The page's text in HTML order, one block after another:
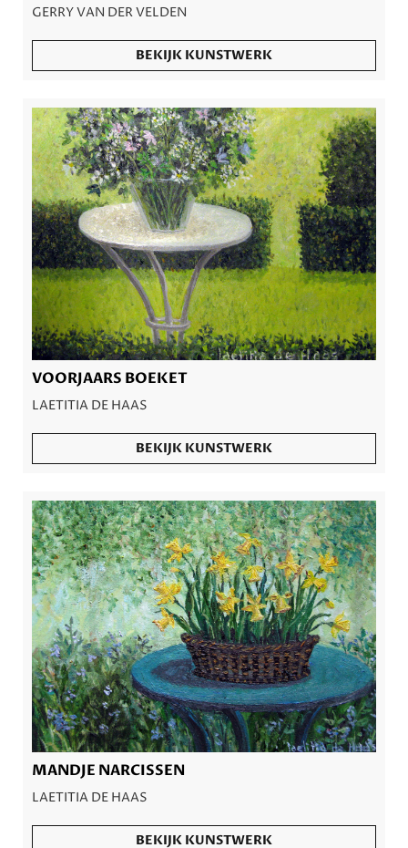
GERRY VAN DER VELDEN
BEKIJK KUNSTWERK
VOORJAARS BOEKET
LAETITIA DE HAAS
BEKIJK KUNSTWERK
MANDJE NARCISSEN
LAETITIA DE HAAS
BEKIJK KUNSTWERK